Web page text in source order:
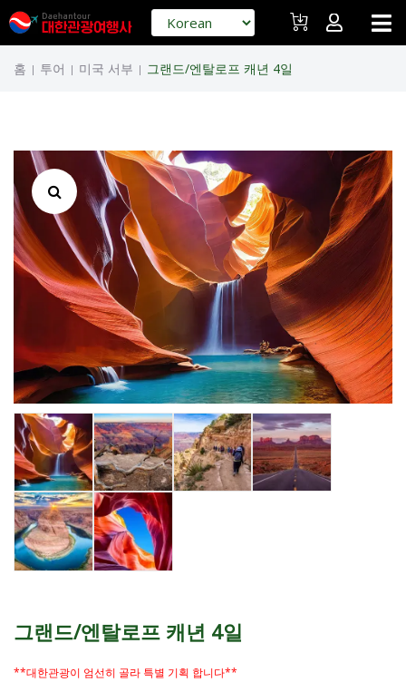
홈 | 투어 | 미국 서부 | 그랜드/엔탈로프 캐년 4일
그랜드/엔탈로프 캐년 4일
**대한관광이 엄선히 골라 특별 기획 합니다**